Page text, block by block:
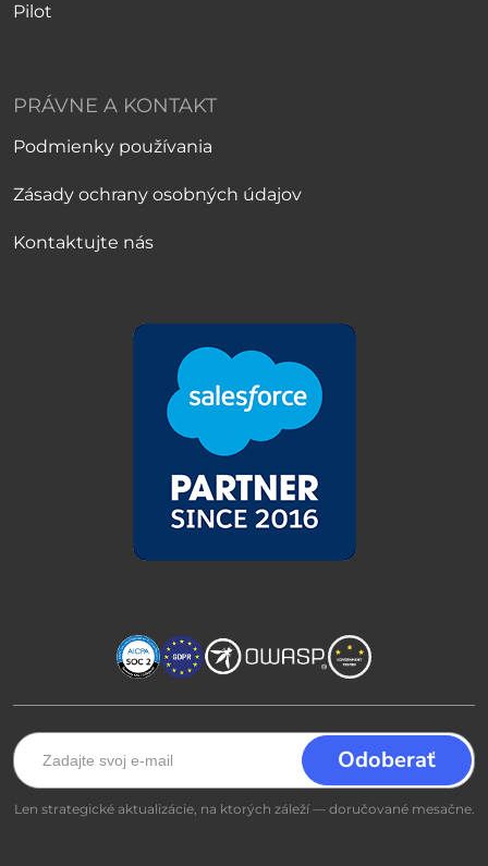
Pilot
PRÁVNE A KONTAKT
Podmienky používania
Zásady ochrany osobných údajov
Kontaktujte nás
Len strategické aktualizácie, na ktorých záleží — doručované mesačne.